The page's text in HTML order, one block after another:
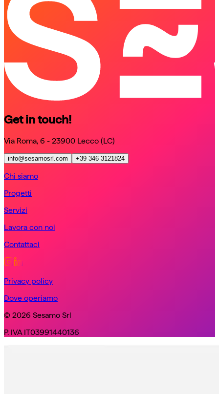
schedule a call
Get in touch!
Via Roma, 6 - 23900 Lecco (LC)
info@sesamosrl.com +39 346 3121824
Chi siamo
Progetti
Servizi
Lavora con noi
Contattaci
Privacy policy
Dove operiamo
© 2026 Sesamo Srl
P. IVA IT03991440136